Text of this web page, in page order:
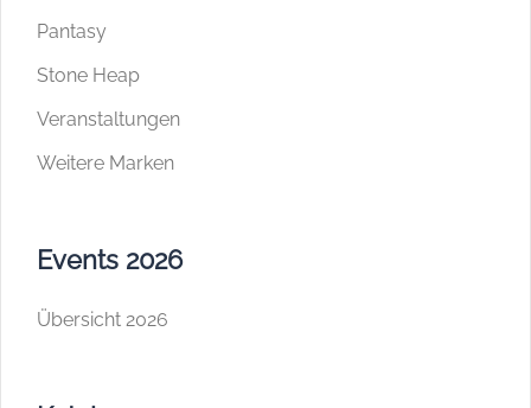
Pantasy
Stone Heap
Veranstaltungen
Weitere Marken
Events 2026
Übersicht 2026